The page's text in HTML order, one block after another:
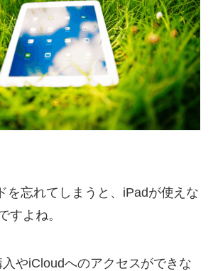
を忘れてしまうと、iPadが使えな
すよね。
やiCloudへのアクセスができな